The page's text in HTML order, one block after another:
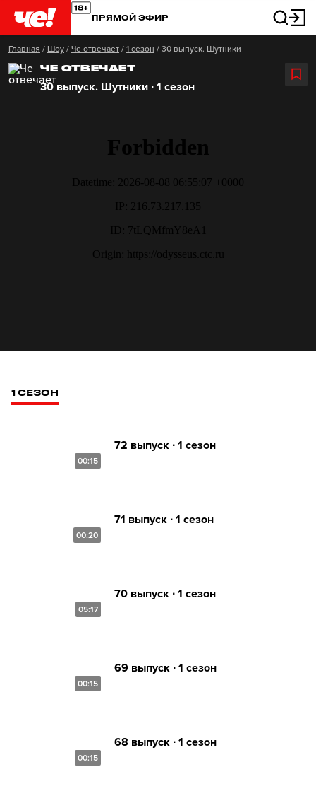
ПРЯМОЙ ЭФИР
Главная / Шоу / Че отвечает / 1 сезон / 30 выпуск. Шутники
ЧЕ ОТВЕЧАЕТ
30 выпуск. Шутники ∙ 1 сезон
1 СЕЗОН
00:15
72 выпуск ∙ 1 сезон
00:20
71 выпуск ∙ 1 сезон
05:17
70 выпуск ∙ 1 сезон
00:15
69 выпуск ∙ 1 сезон
00:15
68 выпуск ∙ 1 сезон